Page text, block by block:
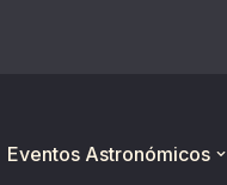
Eventos Astronómicos